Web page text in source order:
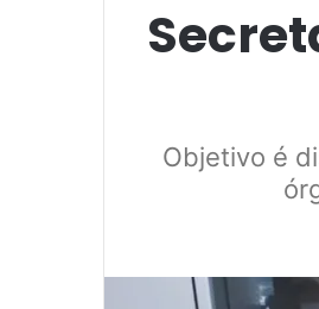
Objetivo é